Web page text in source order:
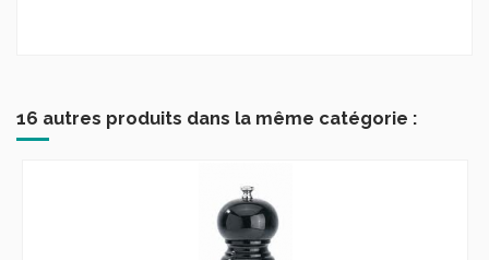
16 autres produits dans la même catégorie :